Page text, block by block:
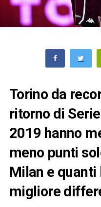
Torino da
ritorno di
2019 hanno
meno punti
Milan e quanti
migliore